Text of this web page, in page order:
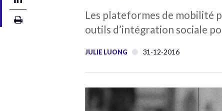
Les plateformes de mobilité
outils d’intégration sociale
JULIE LUONG 31-12-2016